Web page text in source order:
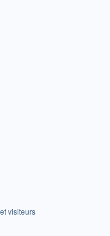
visiteurs